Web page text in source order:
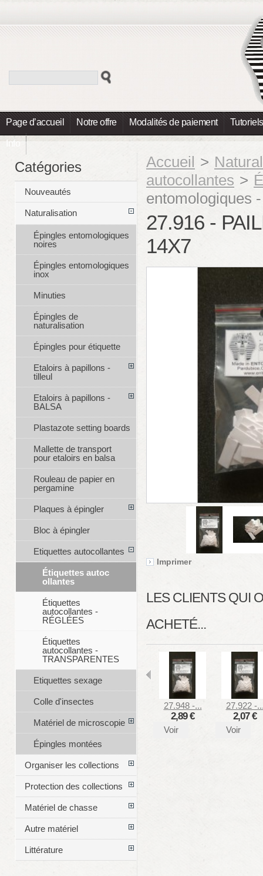
Page d’accueil Notre offre Modalités de paiement Tutoriels
Info
Accueil >
autocollantes >
entomologiques
27.916 -
14X7
Imprimer
LES CLIENTS QUI
ACHETÉ...
27.948 -...
2,89 €
Voir
27.922 -
2,07 €
Voir
Catégories
Nouveautés
Naturalisation
Épingles entomologiques
noires
Épingles entomologiques
inox
Minuties
Épingles de
naturalisation
Épingles pour étiquette
Etaloirs à papillons -
tilleul
Etaloirs à papillons -
BALSA
Plastazote setting boards
Mallette de transport
pour etaloirs en balsa
Rouleau de papier en
pergamine
Plaques à épingler
Bloc à épingler
Etiquettes autocollantes
Étiquettes autoc
ollantes
Étiquettes
autocollantes -
RÉGLÉES
Étiquettes
autocollantes -
TRANSPARENTES
Etiquettes sexage
Colle d'insectes
Matériel de microscopie
Épingles montées
Organiser les collections
Protection des collections
Matériel de chasse
Autre matériel
Littérature